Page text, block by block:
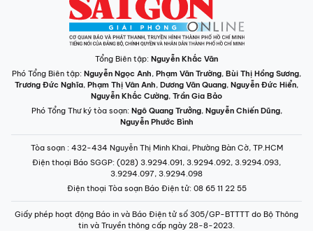
Tổng Biên tập: Nguyễn Khắc Văn
Phó Tổng Biên tập: Nguyễn Ngọc Anh, Phạm Văn Trường, Bùi Thị Hồng Sương,
Trương Đức Nghĩa, Phạm Thị Vân Anh, Dương Văn Quang, Nguyễn Đức Hiển,
Nguyễn Khắc Cường, Trần Gia Bảo
Phó Tổng Thư ký tòa soạn: Ngô Quang Trưởng, Nguyễn Chiến Dũng,
Nguyễn Phước Bình
Tòa soạn : 432-434 Nguyễn Thị Minh Khai, Phường Bàn Cờ, TP.HCM
Điện thoại Báo SGGP: (028) 3.9294.091, 3.9294.092, 3.9294.093,
3.9294.097, 3.9294.098
Điện thoại Tòa soạn Báo Điện tử: 08 65 11 22 55
Giấy phép hoạt động Báo in và Báo Điện tử số 305/GP-BTTTT do Bộ Thông
tin và Truyền thông cấp ngày 28-8-2023.